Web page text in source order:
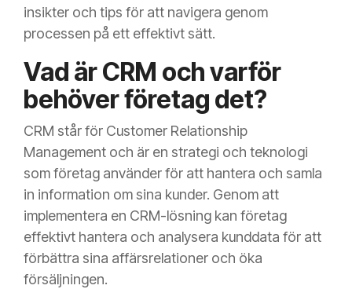
insikter och tips för att navigera genom
processen på ett effektivt sätt.
Vad är CRM och varför
behöver företag det?
CRM står för Customer Relationship
Management och är en strategi och teknologi
som företag använder för att hantera och samla
in information om sina kunder. Genom att
implementera en CRM-lösning kan företag
effektivt hantera och analysera kunddata för att
förbättra sina affärsrelationer och öka
försäljningen.